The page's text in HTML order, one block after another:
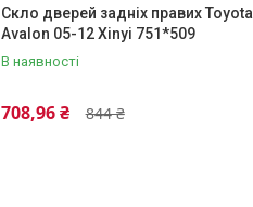
Скло дверей задніх правих Toyota
Avalon 05-12 Xinyi 751*509
В наявності
844 ₴
708,96 ₴